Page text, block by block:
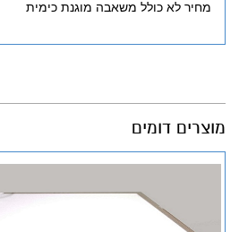
מחיר לא כולל משאבה מוגנת כימית
מוצרים דומים